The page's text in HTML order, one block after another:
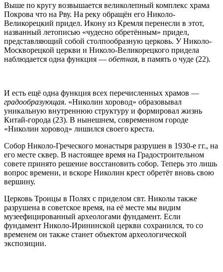
Выше по кругу возвышается великолепный комплекс храма
Покрова что на Рву. На реку обращён его Николо-
Великорецкий придел. Икону из Кремля перенесли в этот,
названный летописью «чудесно обретённым» придел,
представляющий собой столпообразную церковь. У Николо-
Москворецкой церкви и Николо-Великорецкого придела
наблюдается одна функция — обетная, в память о чуде (22).
И есть ещё одна функция всех перечисленных храмов —
градообразующая. «Николин хоровод» образовывал
уникальную внутреннюю структуру и формировал жизнь
Китай-города (23). В нынешнем, современном городе
«Николин хоровод» лишился своего креста.
Собор Николо-Греческого монастыря разрушен в 1930-е гг., на
его месте сквер. В настоящее время на Градостроительном
совете принято решение восстановить собор. Теперь это лишь
вопрос времени, и вскоре Николин крест обретёт вновь свою
вершину.
Церковь Троицы в Полях с приделом свт. Николы также
разрушена в советское время, на её месте мы видим
музеефицированный археологами фундамент. Если
фундамент Николо-Ирининской церкви сохранился, то со
временем он также станет объектом археологической
экспозиции.